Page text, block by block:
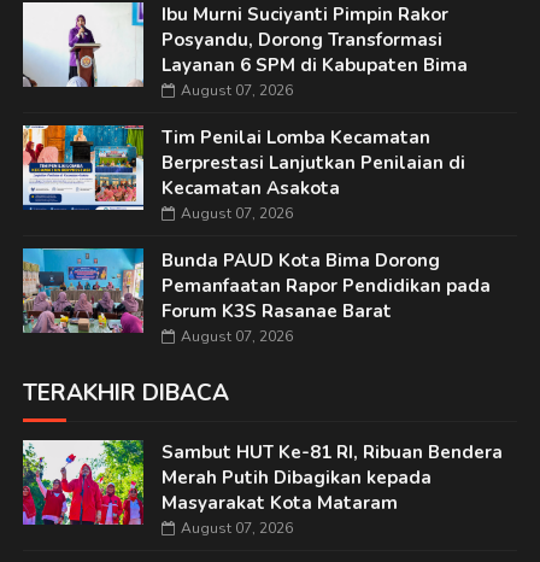
Ibu Murni Suciyanti Pimpin Rakor
Posyandu, Dorong Transformasi
Layanan 6 SPM di Kabupaten Bima
August 07, 2026
Tim Penilai Lomba Kecamatan
Berprestasi Lanjutkan Penilaian di
Kecamatan Asakota
August 07, 2026
Bunda PAUD Kota Bima Dorong
Pemanfaatan Rapor Pendidikan pada
Forum K3S Rasanae Barat
August 07, 2026
TERAKHIR DIBACA
Sambut HUT Ke-81 RI, Ribuan Bendera
Merah Putih Dibagikan kepada
Masyarakat Kota Mataram
August 07, 2026